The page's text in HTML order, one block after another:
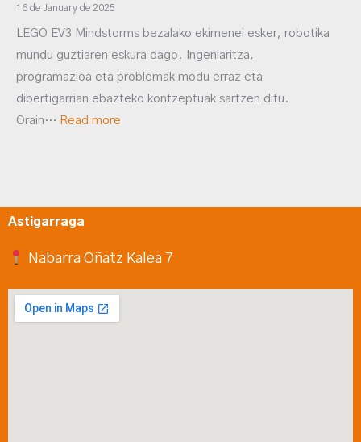
16 de January de 2025
LEGO EV3 Mindstorms bezalako ekimenei esker, robotika
mundu guztiaren eskura dago. Ingeniaritza,
programazioa eta problemak modu erraz eta
dibertigarrian ebazteko kontzeptuak sartzen ditu.
Orain… Read more
Astigarraga
Nabarra Oñatz Kalea 7